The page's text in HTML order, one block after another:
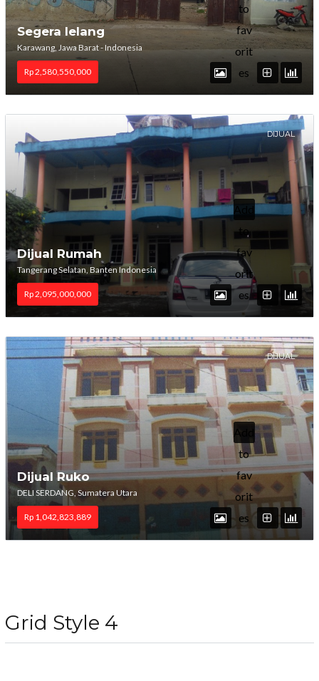
to
fav
orit
es
Segera lelang
Karawang, Jawa Barat - Indonesia
Rp 2,580,550,000
DIJUAL
to
fav
orit
es
Dijual Rumah
Tangerang Selatan, Banten Indonesia
Rp 2,095,000,000
DIJUAL
Add
to
fav
orit
es
Dijual Ruko
DELI SERDANG, Sumatera Utara
Rp 1,042,823,889
Grid Style 4